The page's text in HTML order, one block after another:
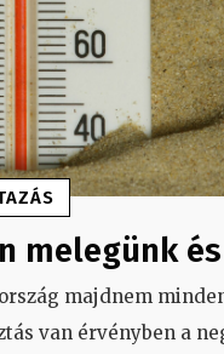
melegünk
majdnem
van érvényben a